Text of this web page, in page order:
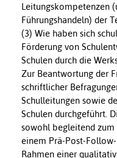
Leitungskompetenzen
Führungshandeln) der
(3) Wie haben sich
Förderung von
Schulen durch die
Zur Beantwortung der
schriftlicher
Schulleitungen sowie
Schulen durchgeführt.
sowohl begleitend
einem Prä-Post-
Rahmen einer